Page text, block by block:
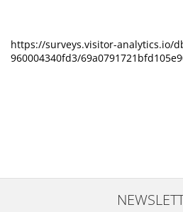
https://surveys.visitor-analytics.io/
960004340fd3/